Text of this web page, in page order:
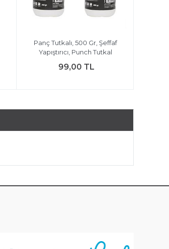
Panç Tutkalı, 500 Gr, Şeffaf
Yapıştırıcı, Punch Tutkal
99,00 TL